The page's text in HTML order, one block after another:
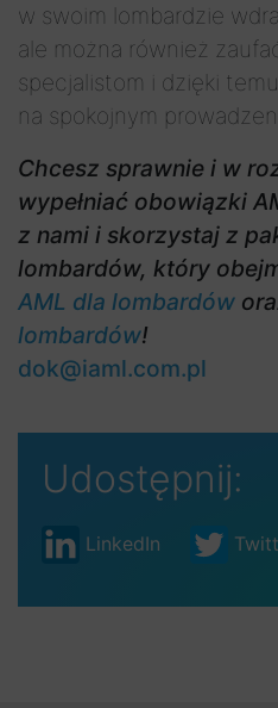
w swoim lombardzie
ale można również
specjalistom i dzięki
na spokojnym
Chcesz sprawnie i w
wypełniać obowiązki
z nami i skorzystaj z
lombardów, który
AML dla lombardów
lombardów!
dok@iaml.com.pl
Udostępnij:
LinkedIn